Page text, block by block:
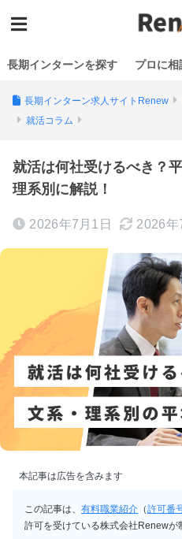
長期インターンを探す プロに相
長期インターン求人サイトRenew
就活コラム
就活は何社受けるべき？
理系別に解説！
2026年7月1日 2026年
本記事は広告を含みます
この記事は、有料職業紹介 （許可番
許可を受けている株式会社Renewが